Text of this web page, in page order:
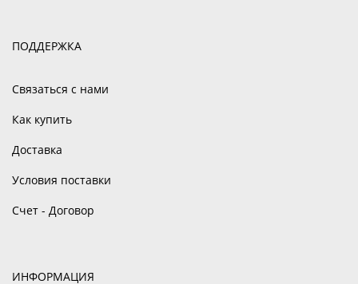
ПОДДЕРЖКА
Связаться с нами
Как купить
Доставка
Условия поставки
Счет - Договор
ИНФОРМАЦИЯ